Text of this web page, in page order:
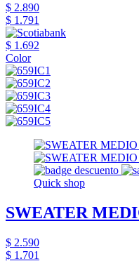
$ 2.890
$ 1.791
$ 1.692
Color
Quick shop
SWEATER
$ 2.590
$ 1.701